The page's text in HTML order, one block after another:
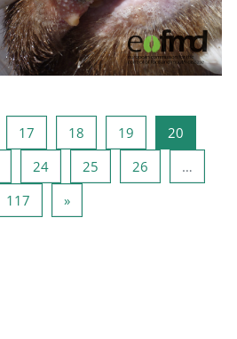
17 หน้า 1718 หน้า 1819 หน้า 1920
หน้า 2324หน้า 2425 หน้า 2526
…
117 หน้า 117
»Next page